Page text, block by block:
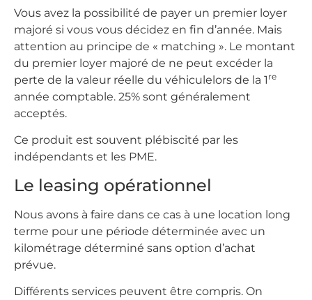
Vous avez la possibilité de payer un premier loyer
majoré si vous vous décidez en fin d’année. Mais
attention au principe de « matching ». Le montant
du premier loyer majoré de ne peut excéder la
perte de la valeur réelle du véhiculelors de la 1 re
année comptable. 25% sont généralement
acceptés.
Ce produit est souvent plébiscité par les
indépendants et les PME.
Le leasing opérationnel
Nous avons à faire dans ce cas à une location long
terme pour une période déterminée avec un
kilométrage déterminé sans option d’achat
prévue.
Différents services peuvent être compris. On